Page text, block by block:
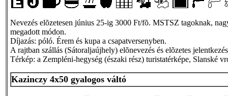
Nevezés elõzetesen június 25-ig 3000 Ft/fõ. MSTSZ tagoknak,
megadott módon.
Díjazás: póló. Érem és kupa a csapatversenyben.
A rajtban szállás (Sátoraljaújhely) elõnevezés és elõzetes
Térkép: a Zempléni-hegység (északi rész) turistatérképe, Slanské
Kazinczy 4x50 gyalogos váltó